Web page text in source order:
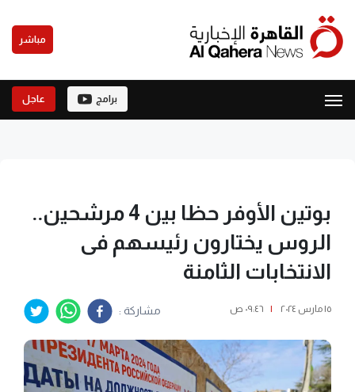
مباشر
برامج عاجل
بوتين الأوفر حظا بين 4 مرشحين..
الروس يختارون رئيسهم فى
الانتخابات الثامنة
١٥ مارس ٢٠٢٤ | ٠٩:٤٦ ص مشاركة :